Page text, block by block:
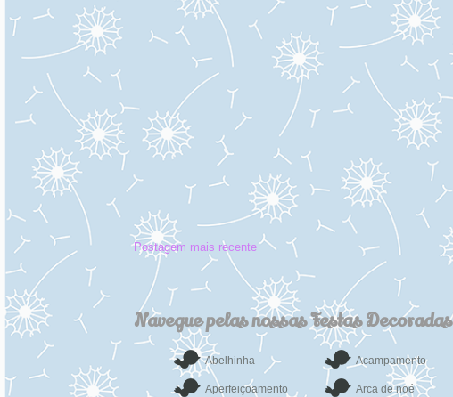
Postagem mais recente
Navegue pelas nossas Festas Decoradas
Abelhinha Acampamento
Aperfeiçoamento Arca de noé